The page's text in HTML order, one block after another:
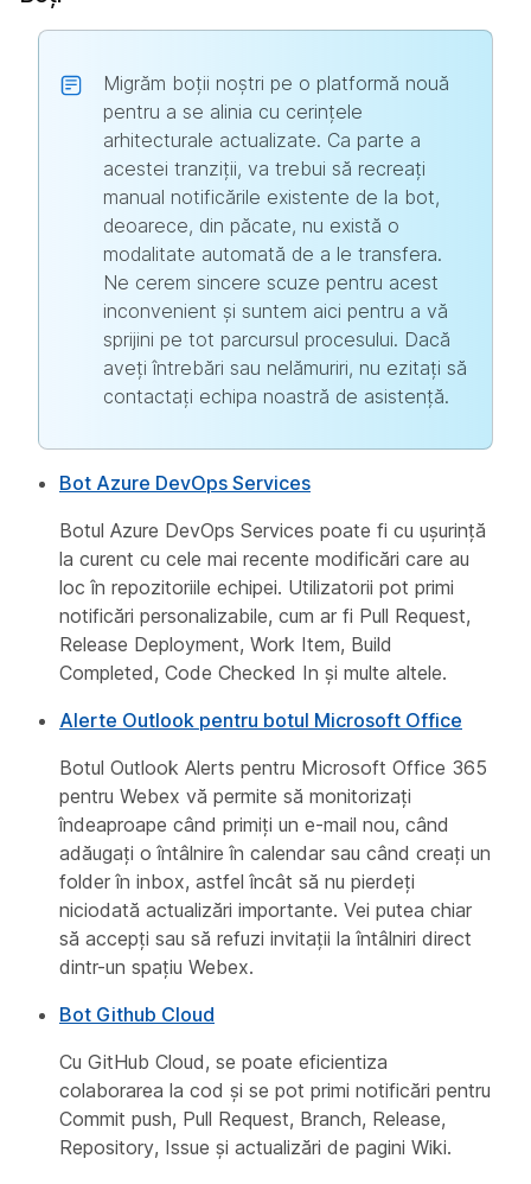
Migrăm boții noștri pe o platformă nouă
pentru a se alinia cu cerințele
arhitecturale actualizate. Ca parte a
acestei tranziții, va trebui să recreați
manual notificările existente de la bot,
deoarece, din păcate, nu există o
modalitate automată de a le transfera.
Ne cerem sincere scuze pentru acest
inconvenient și suntem aici pentru a vă
sprijini pe tot parcursul procesului. Dacă
aveți întrebări sau nelămuriri, nu ezitați să
contactați echipa noastră de asistență.
Bot Azure DevOps Services
Botul Azure DevOps Services poate fi cu ușurință
la curent cu cele mai recente modificări care au
loc în repozitoriile echipei. Utilizatorii pot primi
notificări personalizabile, cum ar fi Pull Request,
Release Deployment, Work Item, Build
Completed, Code Checked In și multe altele.
Alerte Outlook pentru botul Microsoft Office
Botul Outlook Alerts pentru Microsoft Office 365
pentru Webex vă permite să monitorizați
îndeaproape când primiți un e-mail nou, când
adăugați o întâlnire în calendar sau când creați un
folder în inbox, astfel încât să nu pierdeți
niciodată actualizări importante. Vei putea chiar
să accepți sau să refuzi invitații la întâlniri direct
dintr-un spațiu Webex.
Bot Github Cloud
Cu GitHub Cloud, se poate eficientiza
colaborarea la cod și se pot primi notificări pentru
Commit push, Pull Request, Branch, Release,
Repository, Issue și actualizări de pagini Wiki.